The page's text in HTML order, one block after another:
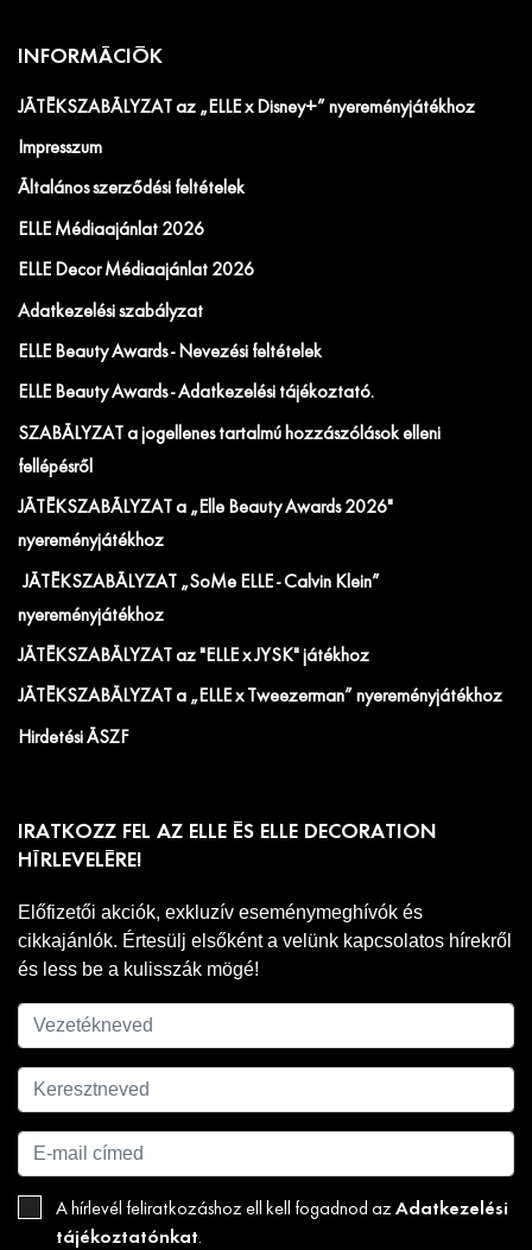
INFORMÁCIÓK
JÁTÉKSZABÁLYZAT az „ELLE x Disney+” nyereményjátékhoz
Impresszum
Általános szerződési feltételek
ELLE Médiaajánlat 2026
ELLE Decor Médiaajánlat 2026
Adatkezelési szabályzat
ELLE Beauty Awards - Nevezési feltételek
ELLE Beauty Awards - Adatkezelési tájékoztató.
SZABÁLYZAT a jogellenes tartalmú hozzászólások elleni
fellépésről
JÁTÉKSZABÁLYZAT a „Elle Beauty Awards 2026"
nyereményjátékhoz
JÁTÉKSZABÁLYZAT „SoMe ELLE - Calvin Klein”
nyereményjátékhoz
JÁTÉKSZABÁLYZAT az "ELLE x JYSK" játékhoz
JÁTÉKSZABÁLYZAT a „ELLE x Tweezerman” nyereményjátékhoz
Hirdetési ÁSZF
IRATKOZZ FEL AZ ELLE ÉS ELLE DECORATION
HÍRLEVELÉRE!
Előfizetői akciók, exkluzív eseménymeghívók és
cikkajánlók. Értesülj elsőként a velünk kapcsolatos hírekről
és less be a kulisszák mögé!
A hírlevél feliratkozáshoz ell kell fogadnod az Adatkezelési
tájékoztatónkat.